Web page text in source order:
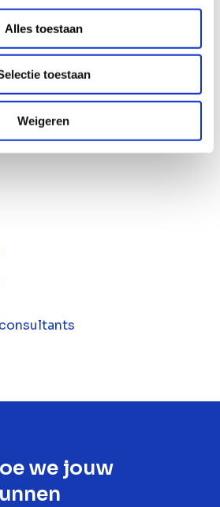
Alles toestaan
toestaan
Weigeren
we jouw